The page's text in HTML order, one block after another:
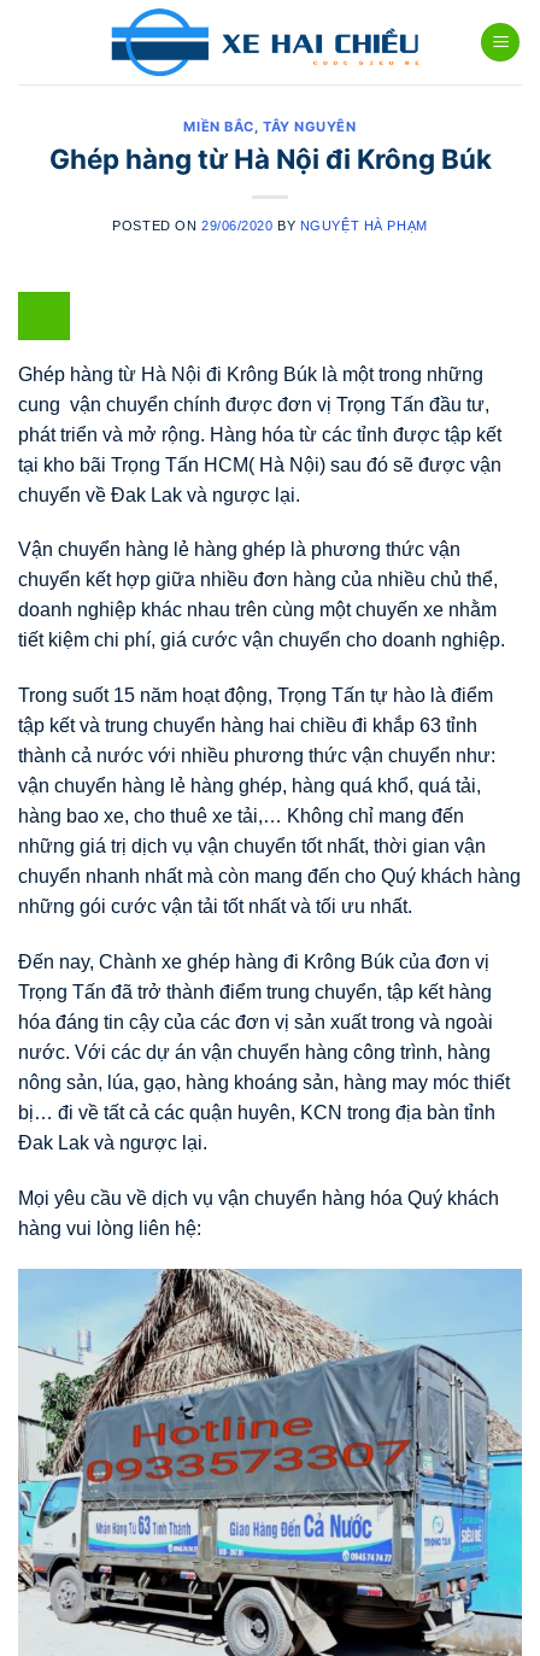
MIỀN BẮC, TÂY NGUYÊN
Ghép hàng từ Hà Nội đi Krông Búk
POSTED ON 29/06/2020 BY NGUYỆT HÀ PHẠM
Ghép hàng từ Hà Nội đi Krông Búk là một trong những
cung vận chuyển chính được đơn vị Trọng Tấn đầu tư,
phát triển và mở rộng. Hàng hóa từ các tỉnh được tập kết
tại kho bãi Trọng Tấn HCM( Hà Nội) sau đó sẽ được vận
chuyển về Đak Lak và ngược lại.
Vận chuyển hàng lẻ hàng ghép là phương thức vận
chuyển kết hợp giữa nhiều đơn hàng của nhiều chủ thể,
doanh nghiệp khác nhau trên cùng một chuyến xe nhằm
tiết kiệm chi phí, giá cước vận chuyển cho doanh nghiệp.
Trong suốt 15 năm hoạt động, Trọng Tấn tự hào là điểm
tập kết và trung chuyển hàng hai chiều đi khắp 63 tỉnh
thành cả nước với nhiều phương thức vận chuyển như:
vận chuyển hàng lẻ hàng ghép, hàng quá khổ, quá tải,
hàng bao xe, cho thuê xe tải,… Không chỉ mang đến
những giá trị dịch vụ vận chuyển tốt nhất, thời gian vận
chuyển nhanh nhất mà còn mang đến cho Quý khách hàng
những gói cước vận tải tốt nhất và tối ưu nhất.
Đến nay, Chành xe ghép hàng đi Krông Búk của đơn vị
Trọng Tấn đã trở thành điểm trung chuyển, tập kết hàng
hóa đáng tin cậy của các đơn vị sản xuất trong và ngoài
nước. Với các dự án vận chuyển hàng công trình, hàng
nông sản, lúa, gạo, hàng khoáng sản, hàng may móc thiết
bị… đi về tất cả các quận huyên, KCN trong địa bàn tỉnh
Đak Lak và ngược lại.
Mọi yêu cầu về dịch vụ vận chuyển hàng hóa Quý khách
hàng vui lòng liên hệ: